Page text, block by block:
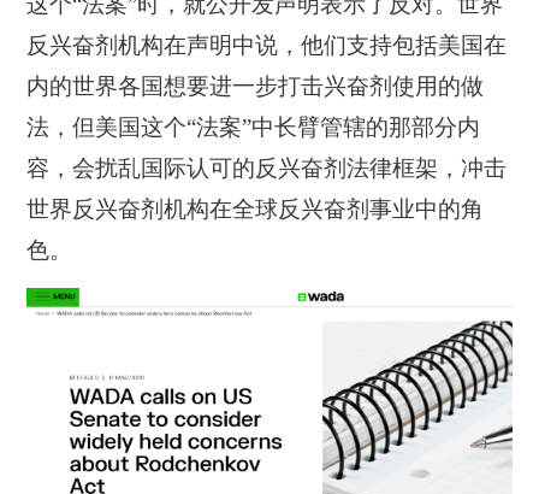
反兴奋剂机构在声明中说，他们支持包括美国在
内的世界各国想要进一步打击兴奋剂使用的做
法，但美国这个“法案”中长臂管辖的那部分内
容，会扰乱国际认可的反兴奋剂法律框架，冲击
世界反兴奋剂机构在全球反兴奋剂事业中的角
色。